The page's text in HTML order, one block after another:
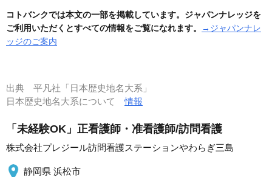
コトバンクでは本文の一部を掲載しています。ジャパンナレッジを
ご利用いただくとすべての情報をご覧になれます。
→ジャパンナレ
ッジのご案内
出典 平凡社「日本歴史地名大系」
日本歴史地名大系について情報
「未経験OK」正看護師・准看護師/訪問看護
株式会社プレジール訪問看護ステーションやわらぎ三島
静岡県 浜松市